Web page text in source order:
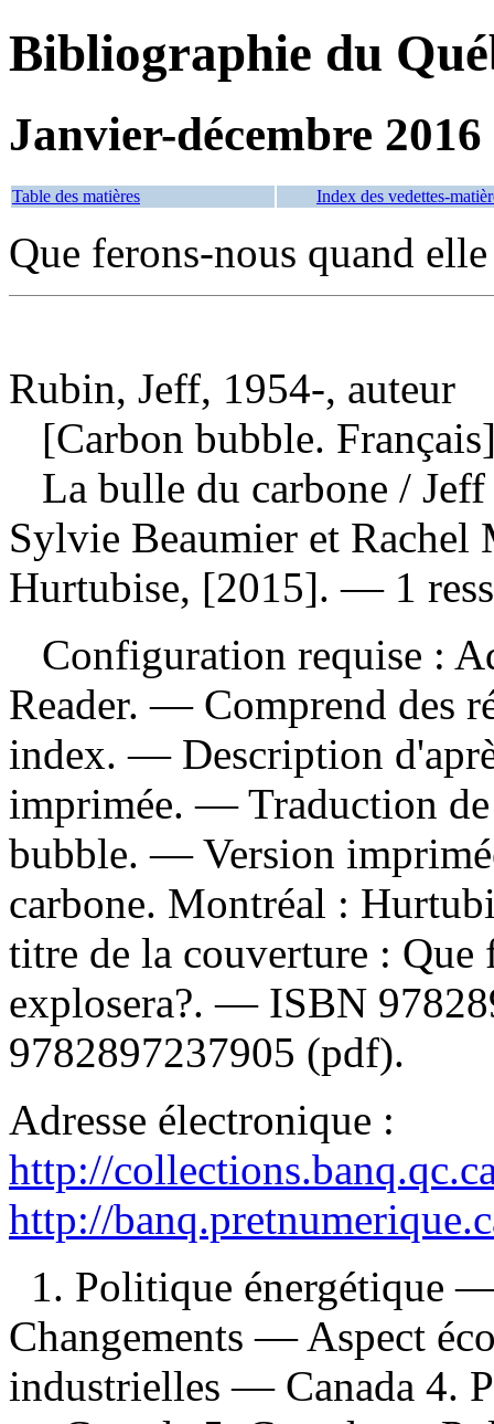
Bibliographie du
Janvier-décembre 2016
Table des matières Index des vedettes-
Que ferons-nous quand
Rubin, Jeff, 1954-, auteur
[Carbon bubble.
La bulle du carbone /
Sylvie Beaumier et
Hurtubise, [2015]. — 1
Configuration requise :
Reader. — Comprend des
index. — Description
imprimée. —Traduction
bubble. —Version
carbone. Montréal :
titre de la couverture : Que
explosera?. — ISBN
9782897237905 (pdf).
Adresse électronique :
http://
http://
1. Politique énergétique
Changements — Aspect
industrielles — Canada 4.